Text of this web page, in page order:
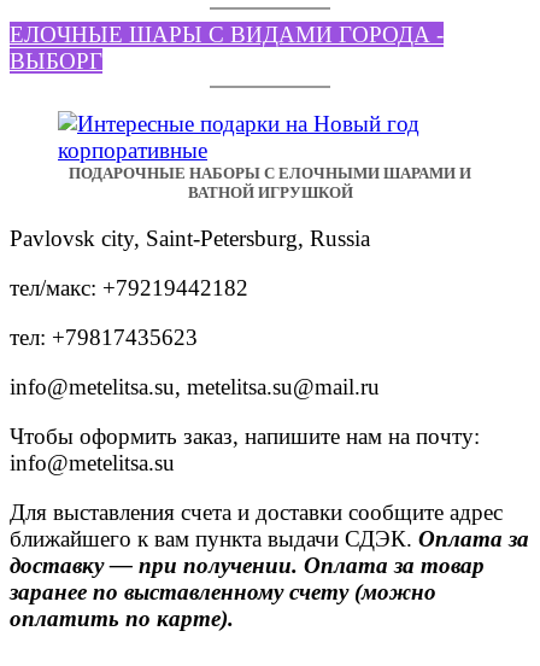
ЕЛОЧНЫЕ ШАРЫ С ВИДАМИ ГОРОДА -
ВЫБОРГ
ПОДАРОЧНЫЕ НАБОРЫ С ЕЛОЧНЫМИ ШАРАМИ И
ВАТНОЙ ИГРУШКОЙ
Pavlovsk city, Saint-Petersburg, Russia
тел/макс: +79219442182
тел: +79817435623
info@metelitsa.su, metelitsa.su@mail.ru
Чтобы оформить заказ, напишите нам на почту:
info@metelitsa.su
Для выставления счета и доставки сообщите адрес
ближайшего к вам пункта выдачи СДЭК. Оплата за
доставку — при получении. Оплата за товар
заранее по выставленному счету (можно
оплатить по карте).